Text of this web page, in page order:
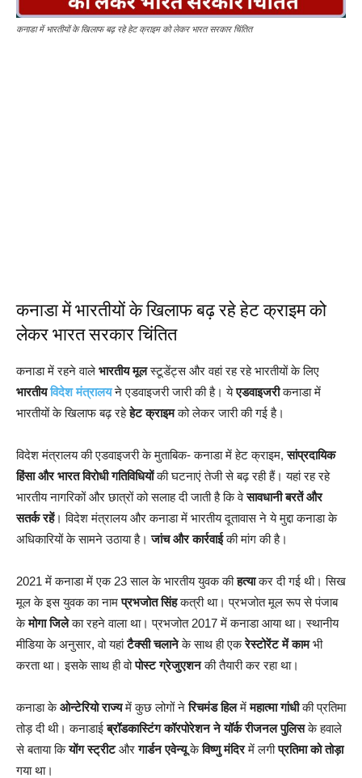
कनाडा में भारतीयों के खिलाफ बढ़ रहे हेट क्राइम को लेकर भारत सरकार चिंतित
कनाडा में भारतीयों के खिलाफ बढ़ रहे हेट क्राइम को
लेकर भारत सरकार चिंतित
कनाडा में रहने वाले भारतीय मूलस्टूडेंट्स और वहां रह रहे भारतीयों के लिए
भारतीयविदेश मंत्रालयने एडवाइजरी जारी की है। येएडवाइजरीकनाडा में
भारतीयों के खिलाफ बढ़ रहेहेट क्राइमको लेकर जारी की गई है।
विदेश मंत्रालय की एडवाइजरी के मुताबिक- कनाडा में हेट क्राइम,सांप्रदायिक
हिंसा और भारत विरोधी गतिविधियोंकी घटनाएं तेजी से बढ़ रही हैं। यहां रह रहे
भारतीय नागरिकों और छात्रों को सलाह दी जाती है कि वेसावधानी बरतें और
सतर्क रहें। विदेश मंत्रालय और कनाडा में भारतीय दूतावास ने ये मुद्दा कनाडा के
अधिकारियों के सामने उठाया है।जांच और कार्रवाईकी मांग की है।
2021 में कनाडा में एक 23 साल के भारतीय युवक कीहत्याकर दी गई थी। सिख
मूल के इस युवक का नामप्रभजोत सिंहकत्री था। प्रभजोत मूल रूप से पंजाब
केमोगा जिलेका रहने वाला था। प्रभजोत 2017 में कनाडा आया था। स्थानीय
मीडिया के अनुसार, वो यहांटैक्सी चलानेके साथ ही एकरेस्टोरेंट में कामभी
करता था। इसके साथ ही वोपोस्ट ग्रेजुएशनकी तैयारी कर रहा था।
कनाडा केओन्टेरियो राज्यमें कुछ लोगों नेरिचमंड हिलमेंमहात्मा गांधीकी प्रतिमा
तोड़ दी थी। कनाडाईब्रॉडकास्टिंग कॉरपोरेशन ने यॉर्क रीजनल पुलिसके हवाले
से बताया कियोंग स्ट्रीटऔरगार्डन एवेन्यूकेविष्णु मंदिरमें लगीप्रतिमा को तोड़ा
गया था।